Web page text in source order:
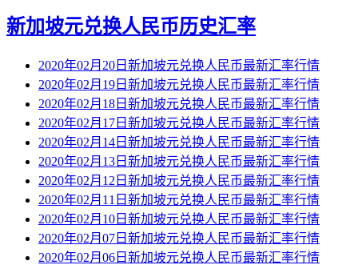
新加坡元兑换人民币历史汇率
2020年02月20日新加坡元兑换人民币最新汇率行情
2020年02月19日新加坡元兑换人民币最新汇率行情
2020年02月18日新加坡元兑换人民币最新汇率行情
2020年02月17日新加坡元兑换人民币最新汇率行情
2020年02月14日新加坡元兑换人民币最新汇率行情
2020年02月13日新加坡元兑换人民币最新汇率行情
2020年02月12日新加坡元兑换人民币最新汇率行情
2020年02月11日新加坡元兑换人民币最新汇率行情
2020年02月10日新加坡元兑换人民币最新汇率行情
2020年02月07日新加坡元兑换人民币最新汇率行情
2020年02月06日新加坡元兑换人民币最新汇率行情